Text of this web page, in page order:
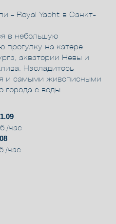
– Royal Yacht в Санкт-
в небольшую
прогулку на катере
акватории Невы и
Насладитесь
и самыми живописными
города с воды.
час
час